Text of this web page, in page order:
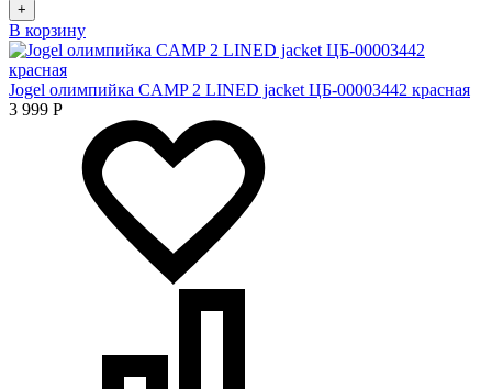
+
В корзину
Jogel олимпийка CAMP 2 LINED jacket ЦБ-00003442 красная
3 999 Р